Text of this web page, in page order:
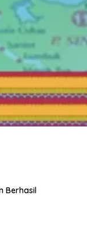
Berhasil